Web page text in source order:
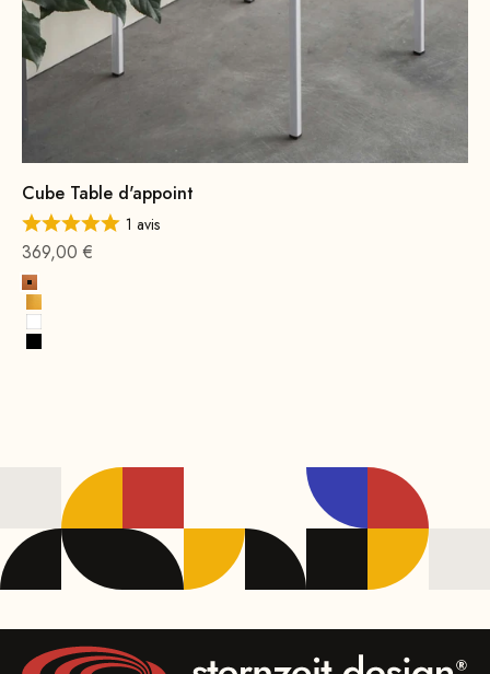
Cube Table d'appoint
1 avis
Offre à partir de
369,00 €
cuivre
Or
Blanc
Noir